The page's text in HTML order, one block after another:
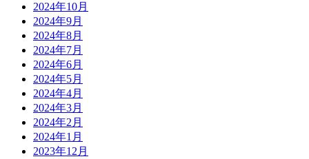
2024年10月
2024年9月
2024年8月
2024年7月
2024年6月
2024年5月
2024年4月
2024年3月
2024年2月
2024年1月
2023年12月